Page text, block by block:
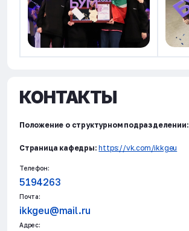
КОНТАКТЫ
Положение о структурном подразделении:
Страница кафедры: https://vk.com/ikkgeu
Телефон:
5194263
Почта:
ikkgeu@mail.ru
Адрес: